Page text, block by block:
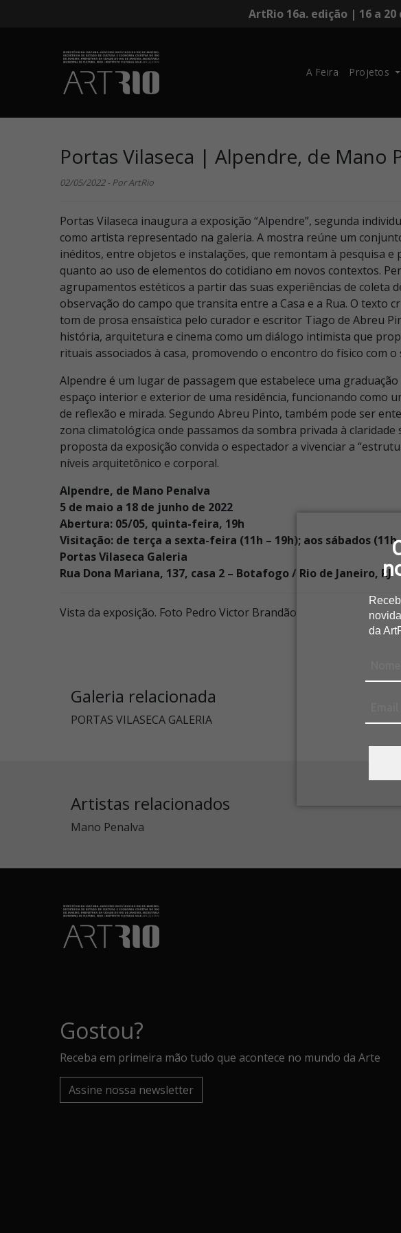
da
ArtRio 16a. edição | 16 a 20
A Feira Projetos
Portas Vilaseca | Alpendre, de Mano
02/05/2022 - Por ArtRio
Portas Vilaseca inaugura a exposição “Alpendre”, segunda
como artista representado na galeria. A mostra reúne um
inéditos, entre objetos e instalações, que remontam à pesquisa e
quanto ao uso de elementos do cotidiano em novos contextos.
agrupamentos estéticos a partir das suas experiências de coleta
observação do campo que transita entre a Casa e a Rua. O texto
tom de prosa ensaística pelo curador e escritor Tiago de Abreu
história, arquitetura e cinema como um diálogo intimista que
rituais associados à casa, promovendo o encontro do físico com o
Alpendre é um lugar de passagem que estabelece uma
espaço interior e exterior de uma residência, funcionando como
de reflexão e mirada. Segundo Abreu Pinto, também pode ser
zona climatológica onde passamos da sombra privada à claridade
proposta da exposição convida o espectador a vivenciar a
níveis arquitetônico e corporal.
Alpendre, de Mano Penalva
5 de maio a 18 de junho de 2022
Abertura: 05/05, quinta-feira, 19h
Visitação: de terça a sexta-feira (11h – 19h); aos sábados (11h
Portas Vilaseca Galeria
Rua Dona Mariana, 137, casa 2 – Botafogo / Rio de Janeiro, RJ
Vista da exposição. Foto Pedro Victor Brandão
Galeria relacionada
PORTAS VILASECA GALERIA
Artistas relacionados
Mano Penalva
Gostou?
Receba em primeira mão tudo que acontece no mundo da Arte
Assine nossa newsletter